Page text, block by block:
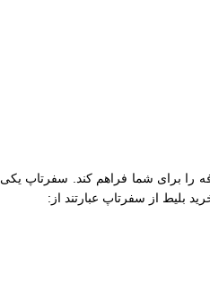
را برای شما فراهم کند. سفرتاپ یکی
بلیط از سفرتاپ عبارتند از: